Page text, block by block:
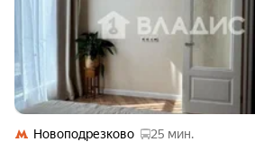
Новоподрезково
25 мин.